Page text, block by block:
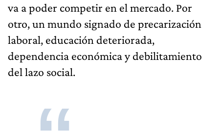
va a poder competir en el mercado. Por
otro, un mundo signado de precarización
laboral, educación deteriorada,
dependencia económica y debilitamiento
del lazo social.